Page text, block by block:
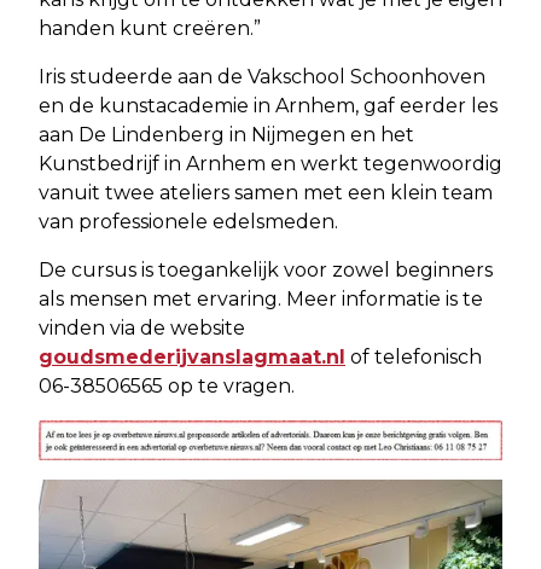
handen kunt creëren.”
Iris studeerde aan de Vakschool Schoonhoven
en de kunstacademie in Arnhem, gaf eerder les
aan De Lindenberg in Nijmegen en het
Kunstbedrijf in Arnhem en werkt tegenwoordig
vanuit twee ateliers samen met een klein team
van professionele edelsmeden.
De cursus is toegankelijk voor zowel beginners
als mensen met ervaring. Meer informatie is te
vinden via de website
goudsmederijvanslagmaat.nl of telefonisch
06-38506565 op te vragen.